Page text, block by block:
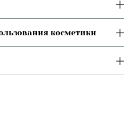
косметики